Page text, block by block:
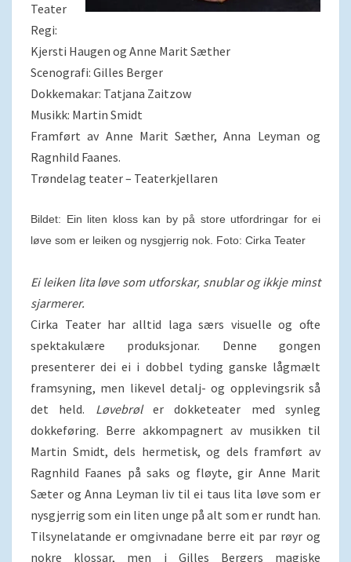
Teater
Regi:
Kjersti Haugen og Anne Marit Sæther
Scenografi: Gilles Berger
Dokkemakar: Tatjana Zaitzow
Musikk: Martin Smidt
Framført av Anne Marit Sæther, Anna Leyman og
Ragnhild Faanes.
Trøndelag teater – Teaterkjellaren
Bildet: Ein liten kloss kan by på store utfordringar for ei
løve som er leiken og nysgjerrig nok. Foto: Cirka Teater
Ei leiken lita løve som utforskar, snublar og ikkje minst
sjarmerer.
Cirka Teater har alltid laga særs visuelle og ofte
spektakulære produksjonar. Denne gongen
presenterer dei ei i dobbel tyding ganske lågmælt
framsyning, men likevel detalj- og opplevingsrik så
det held. Løvebrøler dokketeater med synleg
dokkeføring. Berre akkompagnert av musikken til
Martin Smidt, dels hermetisk, og dels framført av
Ragnhild Faanes på saks og fløyte, gir Anne Marit
Sæter og Anna Leyman liv til ei taus lita løve som er
nysgjerrig som ein liten unge på alt som er rundt han.
Tilsynelatande er omgivnadane berre eit par røyr og
nokre klossar, men i Gilles Bergers magiske